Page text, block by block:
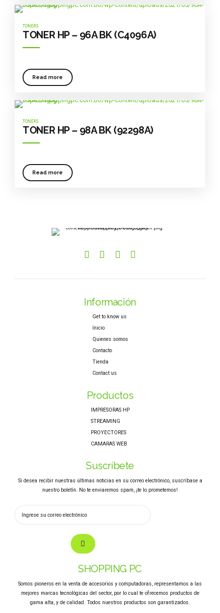
TONERS
TONER HP – 96A BK (C4096A)
Read more
TONERS
TONER HP – 98A BK (92298A)
Read more
Información
Get to know us
Inicio
Quienes somos
Contacto
Tienda
Contact us
Productos
IMPRESORAS HP
STREAMING
PROYECTORES
CAMARAS WEB
Suscríbete
Si desea recibir nuestras últimas noticias en su correo electrónico, suscríbase a
nuestro boletín. No te enviaremos spam, ¡te lo prometemos!
SHOPPING PC
Somos pioneros en la venta de accesorios y computadoras, representamos a las
mejores marcas tecnológicas del sector, por lo cual te ofrecemos productos de
gama alta, y de calidad. Todos nuestros productos son garantizados.